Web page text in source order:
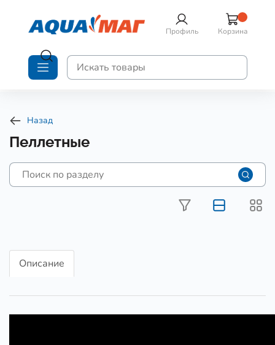
Профиль Корзина
Назад
Пеллетные
Описание